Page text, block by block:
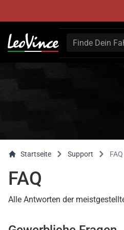
Startseite Support FAQ
FAQ
Alle Antworten der